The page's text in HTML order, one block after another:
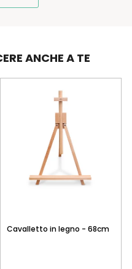
ANCHE A TE
Cavalletto in legno - 68cm